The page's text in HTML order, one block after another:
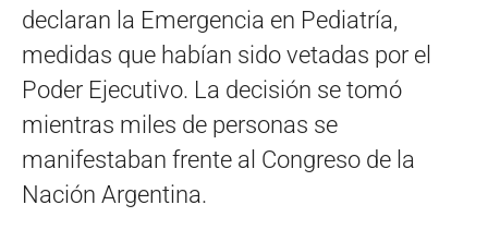
declaran la Emergencia en Pediatría,
medidas que habían sido vetadas por el
Poder Ejecutivo. La decisión se tomó
mientras miles de personas se
manifestaban frente al Congreso de la
Nación Argentina.